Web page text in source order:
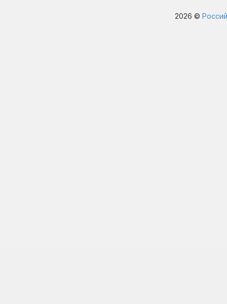
2026 ©